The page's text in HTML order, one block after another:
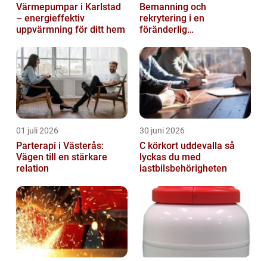
Värmepumpar i Karlstad
– energieffektiv
uppvärmning för ditt hem
Bemanning och
rekrytering i en
föränderlig
01 juli 2026
Parterapi i Västerås:
Vägen till en stärkare
relation
30 juni 2026
C körkort uddevalla så
lyckas du med
lastbilsbehörigheten